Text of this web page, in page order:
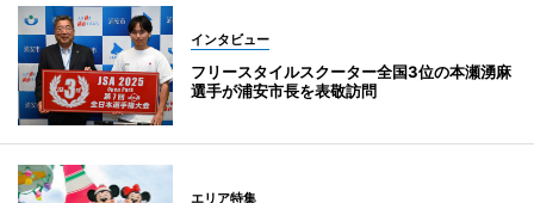
インタビュー
フリースタイルスクーター全国3位の本瀬湧麻
選手が浦安市長を表敬訪問
エリア特集